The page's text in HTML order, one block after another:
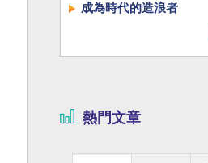
成為時代的造浪者
熱門文章